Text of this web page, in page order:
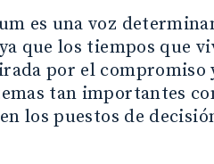
es una voz
que los tiempos que
por el compromiso
tan importantes
los puestos de